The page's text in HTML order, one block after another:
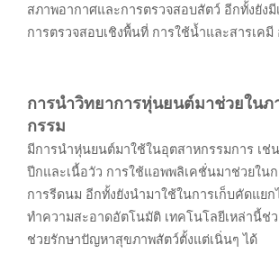
สภาพอากาศและการตรวจสอบสัตว์ อีกทั้งยัง
การตรวจสอบเชิงพื้นที่ การใช้น้ำและสารเคมี
การนำวิทยาการหุ่นยนต์มาช่วยในภ
กรรม
มีการนำหุ่นยนต์มาใช้ในอุตสาหกรรมการ เช่
ปีกและเนื้อวัว การใช้แอพพลิเคชั่นมาช่วยใน
การรีดนม อีกทั้งยังนำมาใช้ในการเก็บคัดแย
ทำความสะอาดอัตโนมัติ เทคโนโลยีเหล่านี้ช่
ช่วยรักษาปัญหาสุขภาพสัตว์ตั้งแต่เนิ่นๆ ได้